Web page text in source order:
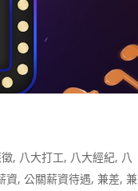
, 八大打工, 八大經紀, 八
資,公關薪資待遇,兼差,兼